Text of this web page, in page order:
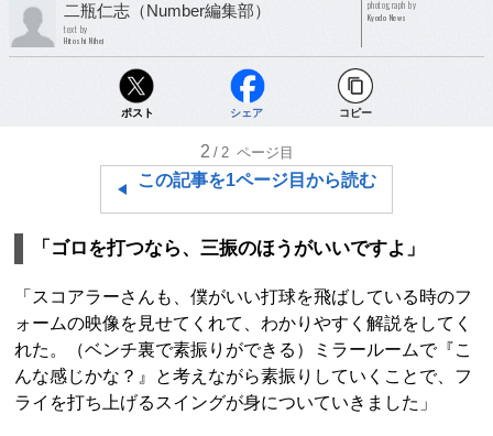
二瓶仁志（Number編集部）
text by
Hitoshi Nihei
photograph by
Kyodo News
ポスト シェア コピー
2 /2 ページ目
この記事を1ページ目から読む
「ゴロを打つなら、三振のほうがいいですよ」
「スコアラーさんも、僕がいい打球を飛ばしている時のフ
ォームの映像を見せてくれて、わかりやすく解説をしてく
れた。（ベンチ裏で素振りができる）ミラールームで『こ
んな感じかな？』と考えながら素振りしていくことで、フ
ライを打ち上げるスイングが身についていきました」